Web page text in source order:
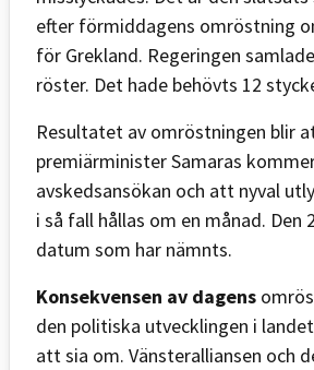
efter förmiddagens omröstning
för Grekland. Regeringen
röster. Det hade behövts 12
Resultatet av omröstningen blir
premiärminister Samaras
avskedsansökan och att nyval
i så fall hållas om en månad. Den
datum som har nämnts.
Konsekvensen av dagens
den politiska utvecklingen i
att sia om. Vänsteralliansen och